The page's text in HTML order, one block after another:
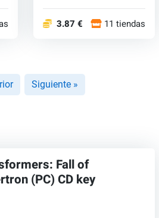
3.87 € 11 tiendas
Siguiente »
Fall of
(PC) CD key